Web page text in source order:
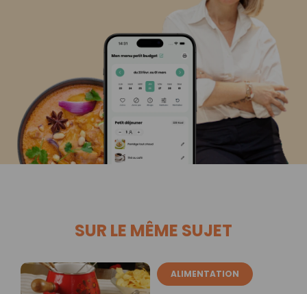
SUR LE MÊME SUJET
ALIMENTATION